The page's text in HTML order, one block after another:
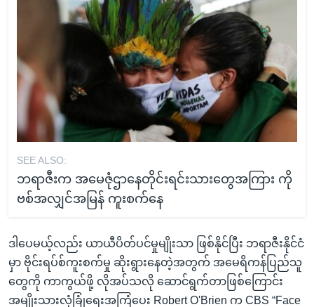
SEE ALSO:
ဘရာဇီးက အမေဇုံဌာနေတိုင်းရင်းသားတွေအကြား ကို
ဗစ်အလျှင်အမြန် ကူးစက်နေ
ဒါပေမယ့်လည်း ယာယီပိတ်ပင်မှုမျိုးသာ ဖြစ်နိုင်ပြီး ဘရာဇီးနိုင်ငံ
မှာ ဗိုင်းရပ်စ်ကူးစက်မှု ဆိုးရွားနေတဲ့အတွက် အမေရိကန်ပြည်သူ
တွေကို ကာကွယ်ဖို့ လိုအပ်သလို ဆောင်ရွက်တာဖြစ်ကြောင်း
အမျိုးသားလုံခြုံရေးအကြံပေး Robert O'Brien က CBS “Face